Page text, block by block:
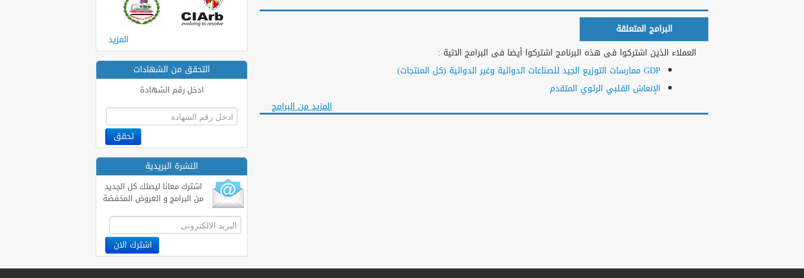
البرامج المتعلقة
العملاء الذين اشتركوا فى هذه البرنامج اشتركوا أيضا فى البرامج الاتية :
GDP ممارسات التوزيع الجيد للصناعات الدوائية وغير الدوائية (كل المنتجات)
الإنعاش القلبي الرئوي المتقدم
المزيد من البرامج
المزيد
التحقق من الشهادات
ادخل رقم الشهادة
النشرة البريدية
اشترك معانا ليصلك كل الجديد
من البرامج و العروض المخفضة